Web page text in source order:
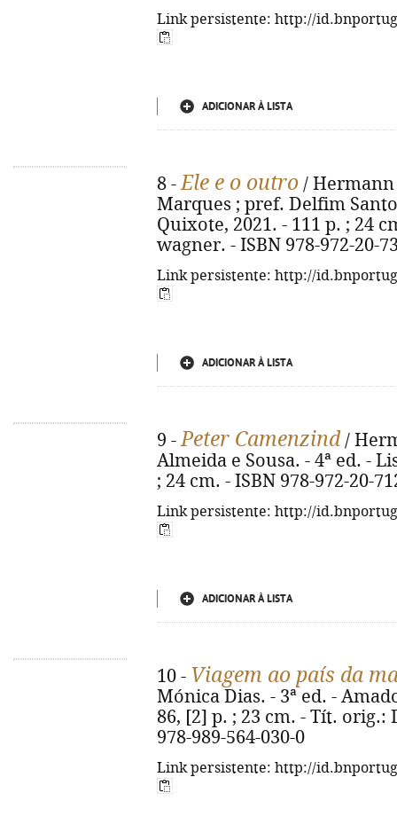
Link persistente: http://
ADICIONAR À LISTA
8 -Ele e o outro / Hermann
Marques ; pref. Delfim
Quixote, 2021. - 111 p. ; 24
wagner. - ISBN 978-972-20-
Link persistente: http://
ADICIONAR À LISTA
9 -Peter Camenzind /
Almeida e Sousa. - 4ª ed. -
; 24 cm. - ISBN 978-972-20-
Link persistente: http://
ADICIONAR À LISTA
10 - Viagem ao país da
Mónica Dias. - 3ª ed. -
86, [2] p. ; 23 cm. - Tít.
978-989-564-030-0
Link persistente: http://